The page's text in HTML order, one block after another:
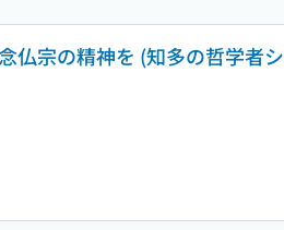
仏宗の精神を (知多の哲学者シ